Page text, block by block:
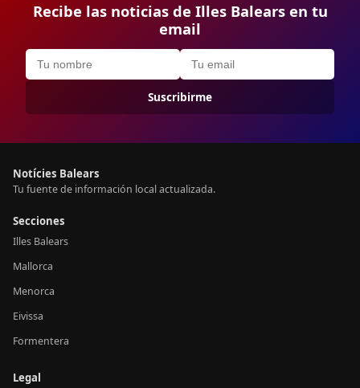
Recibe las noticias de Illes Balears en tu
email
Suscribirme
Notícies Balears
Tu fuente de información local actualizada.
Secciones
Illes Balears
Mallorca
Menorca
Eivissa
Formentera
Legal